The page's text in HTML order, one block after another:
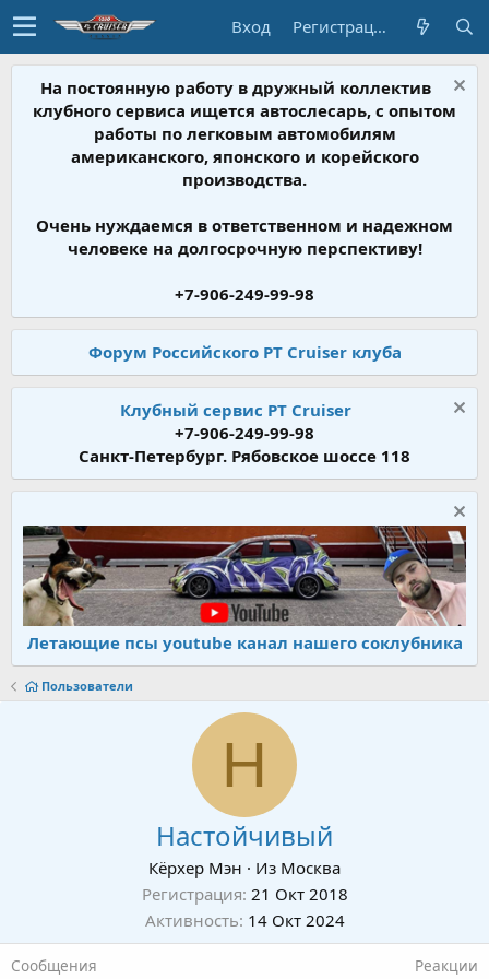
Вход Регистрация
На постоянную работу в дружный коллектив
клубного сервиса ищется автослесарь, с опытом
работы по легковым автомобилям
американского, японского и корейского
производства.
Очень нуждаемся в ответственном и надежном
человеке на долгосрочную перспективу!
+7-906-249-99-98
Форум Российского PT Cruiser клуба
Клубный сервис PT Cruiser
+7-906-249-99-98
Санкт-Петербург. Рябовское шоссе 118
Летающие псы youtube канал нашего соклубника
Пользователи
Н
Настойчивый
Кёрхер Мэн · Из Москва
Регистрация 21 Окт 2018
Активность 14 Окт 2024
Сообщения Реакции